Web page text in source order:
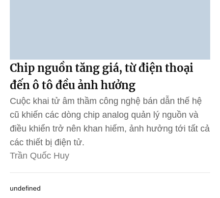
Chip nguồn tăng giá, từ điện thoại
đến ô tô đều ảnh hưởng
Cuộc khai tử âm thầm công nghệ bán dẫn thế hệ
cũ khiến các dòng chip analog quản lý nguồn và
điều khiển trở nên khan hiếm, ảnh hưởng tới tất cả
các thiết bị điện tử.
Trần Quốc Huy
undefined